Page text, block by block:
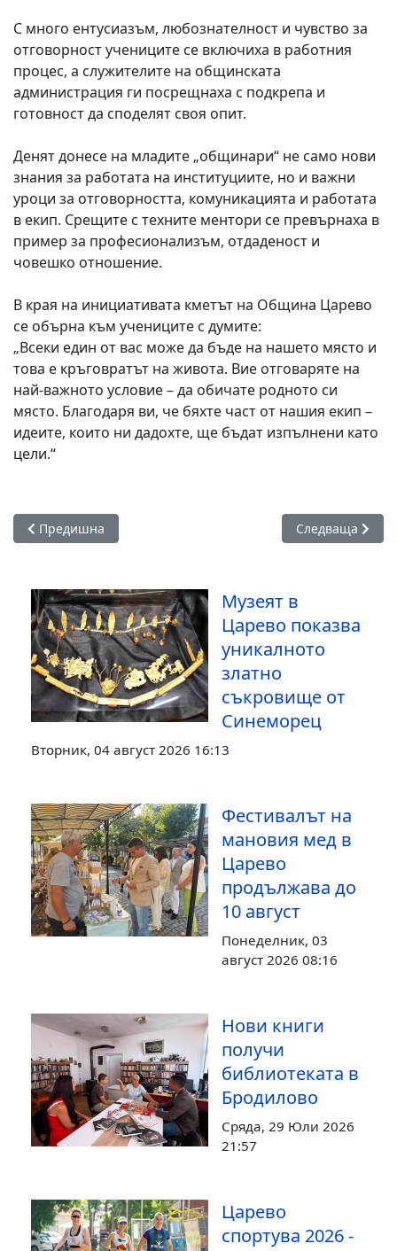
С много ентусиазъм, любознателност и чувство за
отговорност учениците се включиха в работния
процес, а служителите на общинската
администрация ги посрещнаха с подкрепа и
готовност да споделят своя опит.
Денят донесе на младите „общинари“ не само нови
знания за работата на институциите, но и важни
уроци за отговорността, комуникацията и работата
в екип. Срещите с техните ментори се превърнаха в
пример за професионализъм, отдаденост и
човешко отношение.
В края на инициативата кметът на Община Царево
се обърна към учениците с думите:
„Всеки един от вас може да бъде на нашето място и
това е кръговратът на живота. Вие отговаряте на
най-важното условие – да обичате родното си
място. Благодаря ви, че бяхте част от нашия екип –
идеите, които ни дадохте, ще бъдат изпълнени като
цели.“
Предишна статия: Дигитална етика в действие: Бинарен
Предишна Следваща
Следваща
Музеят в
Царево показва
уникалното
златно
съкровище от
Синеморец
Вторник, 04 август 2026 16:13
Фестивалът на
мановия мед в
Царево
продължава до
10 август
Понеделник, 03
август 2026 08:16
Нови книги
получи
библиотеката в
Бродилово
Сряда, 29 Юли 2026
21:57
Царево
спортува 2026 -